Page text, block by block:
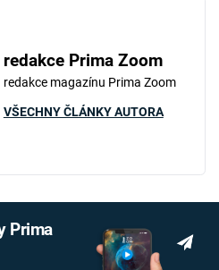
redakce Prima Zoom
redakce magazínu Prima Zoom
VŠECHNY ČLÁNKY AUTORA
Prima